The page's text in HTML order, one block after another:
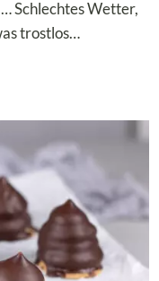
Schlechtes Wetter,
trostlos…